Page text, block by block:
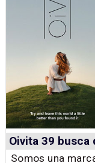
Oivita 39 busca
Somos una